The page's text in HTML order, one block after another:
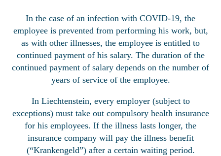
In the case of an infection with COVID-19, the
employee is prevented from performing his work, but,
as with other illnesses, the employee is entitled to
continued payment of his salary. The duration of the
continued payment of salary depends on the number of
years of service of the employee.
In Liechtenstein, every employer (subject to
exceptions) must take out compulsory health insurance
for his employees. If the illness lasts longer, the
insurance company will pay the illness benefit
(“Krankengeld”) after a certain waiting period.